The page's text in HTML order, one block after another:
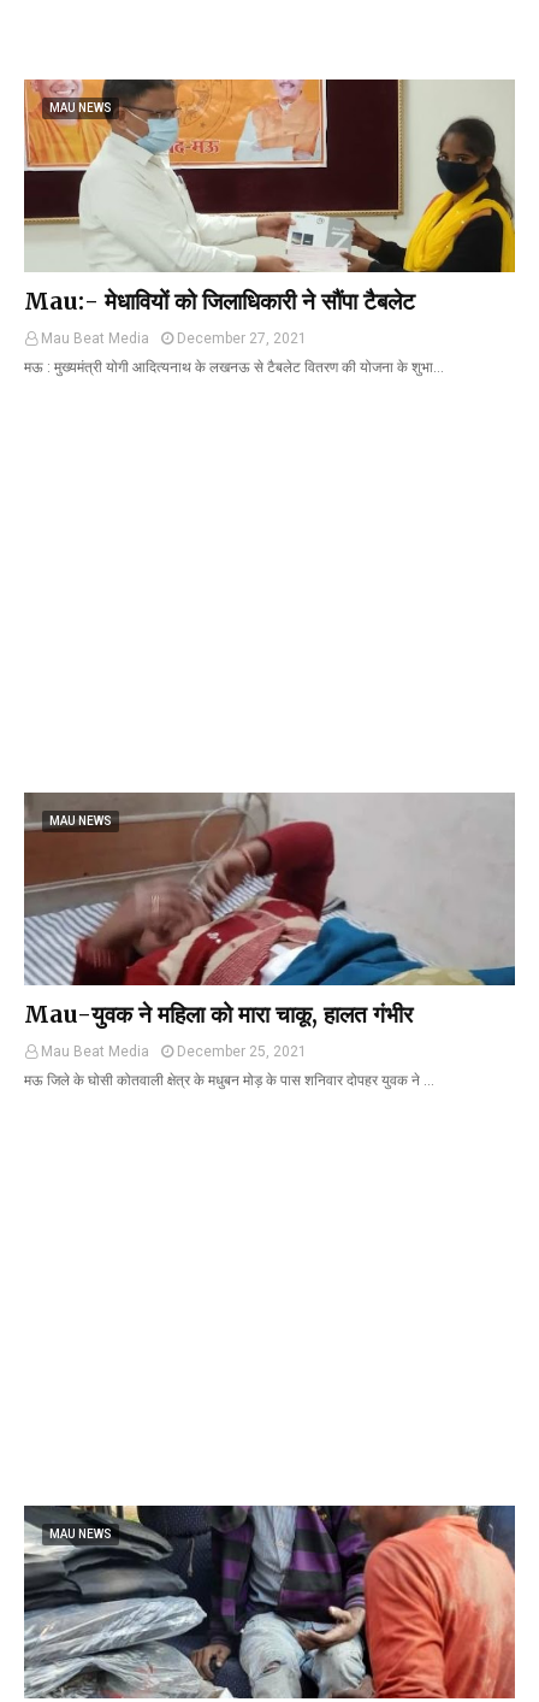
MAU NEWS
Mau:- मेधावियों को जिलाधिकारी ने सौंपा टैबलेट
Mau Beat Media
December 27, 2021
मऊ : मुख्यमंत्री योगी आदित्यनाथ के लखनऊ से टैबलेट वितरण की योजना के शुभा…
MAU NEWS
Mau-युवक ने महिला को मारा चाकू, हालत गंभीर
Mau Beat Media
December 25, 2021
मऊ जिले के घोसी कोतवाली क्षेत्र के मधुबन मोड़ के पास शनिवार दोपहर युवक ने …
MAU NEWS